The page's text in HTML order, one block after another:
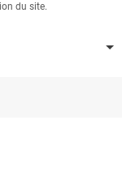
du site.